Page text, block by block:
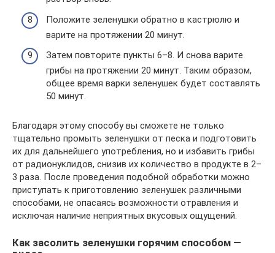
Положите зеленушки обратно в кастрюлю и
варите на протяжении 20 минут.
Затем повторите пункты 6–8. И снова варите
грибы на протяжении 20 минут. Таким образом,
общее время варки зеленушек будет составлять
50 минут.
Благодаря этому способу вы сможете не только
тщательно промыть зеленушки от песка и подготовить
их для дальнейшего употребления, но и избавить грибы
от радионуклидов, снизив их количество в продукте в 2–
3 раза. После проведения подобной обработки можно
приступать к приготовлению зеленушек различными
способами, не опасаясь возможности отравления и
исключая наличие неприятных вкусовых ощущений.
Как засолить зеленушки горячим способом —